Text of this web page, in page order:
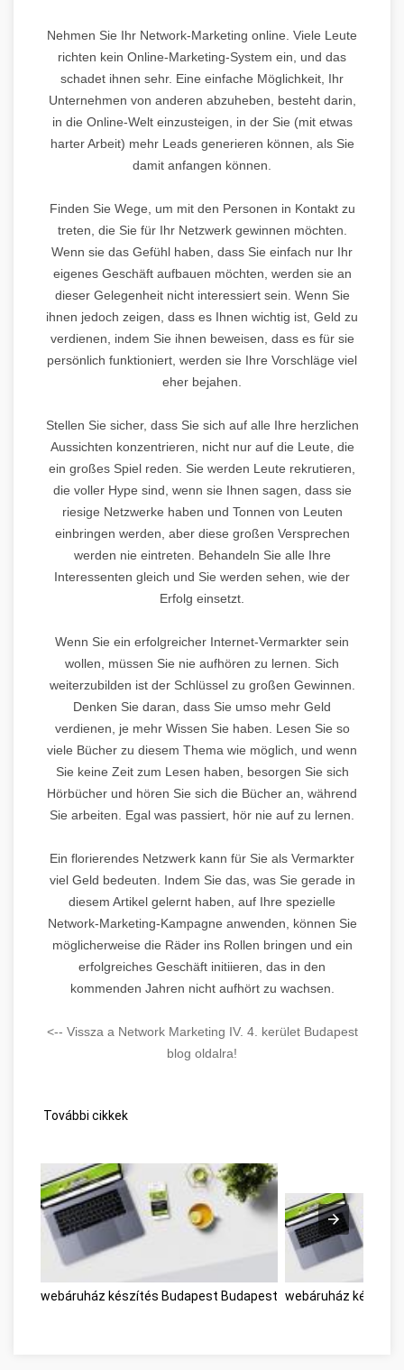
Nehmen Sie Ihr Network-Marketing online. Viele Leute
richten kein Online-Marketing-System ein, und das
schadet ihnen sehr. Eine einfache Möglichkeit, Ihr
Unternehmen von anderen abzuheben, besteht darin,
in die Online-Welt einzusteigen, in der Sie (mit etwas
harter Arbeit) mehr Leads generieren können, als Sie
damit anfangen können.
Finden Sie Wege, um mit den Personen in Kontakt zu
treten, die Sie für Ihr Netzwerk gewinnen möchten.
Wenn sie das Gefühl haben, dass Sie einfach nur Ihr
eigenes Geschäft aufbauen möchten, werden sie an
dieser Gelegenheit nicht interessiert sein. Wenn Sie
ihnen jedoch zeigen, dass es Ihnen wichtig ist, Geld zu
verdienen, indem Sie ihnen beweisen, dass es für sie
persönlich funktioniert, werden sie Ihre Vorschläge viel
eher bejahen.
Stellen Sie sicher, dass Sie sich auf alle Ihre herzlichen
Aussichten konzentrieren, nicht nur auf die Leute, die
ein großes Spiel reden. Sie werden Leute rekrutieren,
die voller Hype sind, wenn sie Ihnen sagen, dass sie
riesige Netzwerke haben und Tonnen von Leuten
einbringen werden, aber diese großen Versprechen
werden nie eintreten. Behandeln Sie alle Ihre
Interessenten gleich und Sie werden sehen, wie der
Erfolg einsetzt.
Wenn Sie ein erfolgreicher Internet-Vermarkter sein
wollen, müssen Sie nie aufhören zu lernen. Sich
weiterzubilden ist der Schlüssel zu großen Gewinnen.
Denken Sie daran, dass Sie umso mehr Geld
verdienen, je mehr Wissen Sie haben. Lesen Sie so
viele Bücher zu diesem Thema wie möglich, und wenn
Sie keine Zeit zum Lesen haben, besorgen Sie sich
Hörbücher und hören Sie sich die Bücher an, während
Sie arbeiten. Egal was passiert, hör nie auf zu lernen.
Ein florierendes Netzwerk kann für Sie als Vermarkter
viel Geld bedeuten. Indem Sie das, was Sie gerade in
diesem Artikel gelernt haben, auf Ihre spezielle
Network-Marketing-Kampagne anwenden, können Sie
möglicherweise die Räder ins Rollen bringen und ein
erfolgreiches Geschäft initiieren, das in den
kommenden Jahren nicht aufhört zu wachsen.
<-- Vissza a Network Marketing IV. 4. kerület Budapest
blog oldalra!
További cikkek
webáruház készítés Budapest Budapest webáruház